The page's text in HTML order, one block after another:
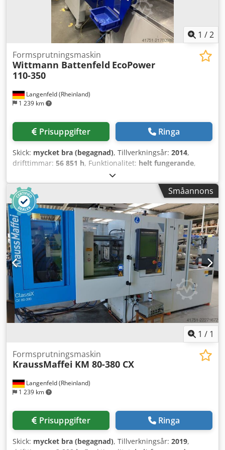
1 /2
Langenfeld (Rheinland)
1 239 km
Formsprutningsmaskin
Wittmann Battenfeld EcoPower
110-350
Prisuppgifter Ringa
Skick: mycket bra (begagnad), Tillverkningsår: 2014,
drifttimmar: 56 851 h, Funktionalitet: helt fungerande,
, skruvdimension:
86 cm³, insprutningstryck:3 000 stång, minsta formhöjd:
200 mm
4 800 kg,
inspänning:400 V, Utrustning:dokumentation / manual,
Lagernummer: 503665 Tillverkare: Wittmann Battenfeld
Typ: EcoPower 110-350 Styrsystem: UNILOG B6P
Tillverkningsår: 2014 Drifttimmar: 56851 h Djdsy Akn Rjpfx
Adrskr Låskraft: 1100 kN Stavavstånd h x v: 470 x 420 mm
Plattstorlek h x v: 680 x 663 mm Min. inbyggnadshöjd: 200
mm Max. inbyggnadshöjd: 450 mm Max. plattavstånd: 830
mm Öppningsväg: 380 mm Skruvdiameter: 25 mm
Slaghvolym: 86 ccm Injektions-tryck: 3000 bar Utrustning
Skärmtext på tyska Skärmtext på flera språk CEE-uttag 16A
Maskin med vattenbatteri Nivelleringselement Maskinmått
(LxBxH): 4,57m x 1,5m x 2,13m Totalvikt: 4800KG
Småannons
1 / 1
Langenfeld (Rheinland)
1 239 km
Formsprutningsmaskin
KraussMaffei KM 80-380 CX
Prisuppgifter Ringa
Skick: mycket bra (begagnad), Tillverkningsår: 2019,